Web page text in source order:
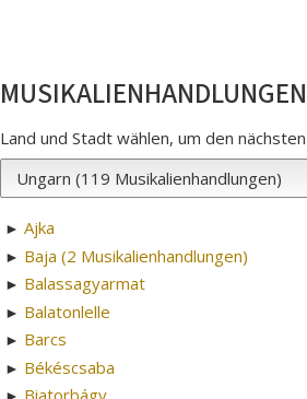
Land und Stadt wählen, um den
► Ajka
► Baja (2 Musikalienhandlungen)
► Balassagyarmat
► Balatonlelle
► Barcs
► Békéscsaba